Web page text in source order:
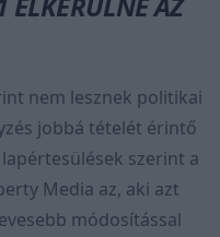
nem lesznek politikai
jobbá tételét érintő
szerint a
Media az, aki azt
módosítással